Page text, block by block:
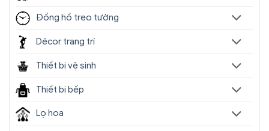
Đồng hồ treo tường
Décor trang trí
Thiết bị vệ sinh
Thiết bị bếp
Lọ hoa